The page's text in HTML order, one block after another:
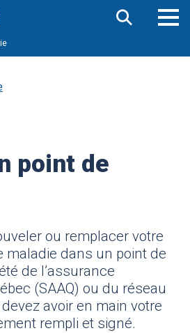
barre
point de
ou remplacer votre
maladie dans un point de
de l’assurance
(SAAQ) ou du réseau
avoir en main votre
rempli et signé.